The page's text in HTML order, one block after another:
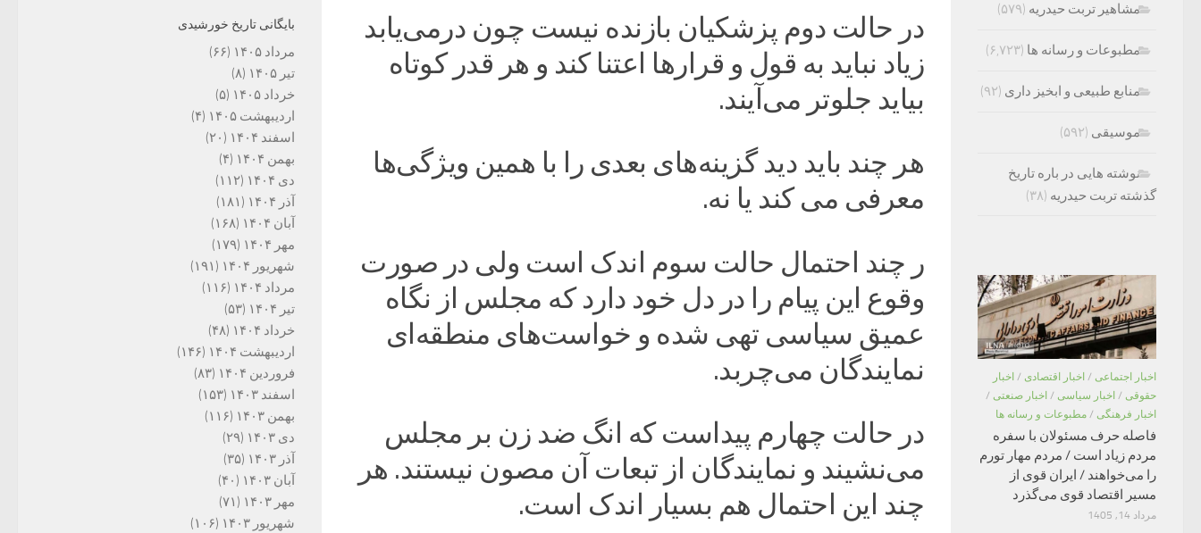
در حالت دوم پزشکیان بازنده نیست چون درمی‌یابد
زیاد نباید به قول و قرارها اعتنا کند و هر قدر کوتاه
بیاید جلوتر می‌آیند.
هر چند باید دید گزینه‌های بعدی را با همین ویژگی‌ها
معرفی می کند یا نه.
ر چند احتمال حالت سوم اندک است ولی در صورت
وقوع این پیام را در دل خود دارد که مجلس از نگاه
عمیق سیاسی تهی شده و خواست‌های منطقه‌ای
نمایندگان می‌چربد.
در حالت چهارم پیداست که انگ ضد زن بر مجلس
می‌نشیند و نمایندگان از تبعات آن مصون نیستند. هر
چند این احتمال هم بسیار اندک است.
بایگانی تاریخ خورشیدی
مرداد ۱۴۰۵
(۶۶)
تیر ۱۴۰۵
(۸)
خرداد ۱۴۰۵
(۵)
اردیبهشت ۱۴۰۵
(۴)
اسفند ۱۴۰۴
(۲۰)
بهمن ۱۴۰۴
(۴)
دی ۱۴۰۴
(۱۱۲)
آذر ۱۴۰۴
(۱۸۱)
آبان ۱۴۰۴
(۱۶۸)
مهر ۱۴۰۴
(۱۷۹)
شهریور ۱۴۰۴
(۱۹۱)
مرداد ۱۴۰۴
(۱۱۶)
تیر ۱۴۰۴
(۵۳)
خرداد ۱۴۰۴
(۴۸)
اردیبهشت ۱۴۰۴
(۱۴۶)
فروردین ۱۴۰۴
(۸۳)
اسفند ۱۴۰۳
(۱۵۳)
بهمن ۱۴۰۳
(۱۱۶)
دی ۱۴۰۳
(۲۹)
آذر ۱۴۰۳
(۳۵)
آبان ۱۴۰۳
(۴۰)
مهر ۱۴۰۳
(۷۱)
شهریور ۱۴۰۳
(۱۰۶)
مشاهیر تربت حیدریه (۵۷۹)
مطبوعات و رسانه ها (۶,۷۲۳)
منابع طبیعی و ابخیز داری (۹۲)
موسیقی (۵۹۲)
نوشته هایی در باره تاریخ
گذشته تربت حیدریه (۳۸)
اخبار اجتماعی / اخبار اقتصادی / اخبار
حقوقی / اخبار سیاسی / اخبار صنعتی /
اخبار فرهنگی / مطبوعات و رسانه ها
فاصله حرف مسئولان با سفره
مردم زیاد است / مردم مهار تورم
را می‌خواهند / ایران قوی از
مسیر اقتصاد قوی می‌گذرد
مرداد 14, 1405